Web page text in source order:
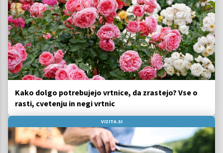
Kako dolgo potrebujejo vrtnice, da zrastejo? Vse o
rasti, cvetenju in negi vrtnic
VIZITA.SI